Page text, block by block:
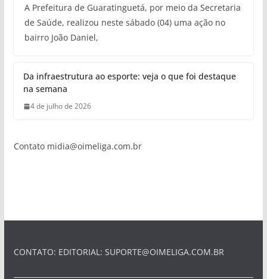
A Prefeitura de Guaratinguetá, por meio da Secretaria
de Saúde, realizou neste sábado (04) uma ação no
bairro João Daniel,
Da infraestrutura ao esporte: veja o que foi destaque
na semana
4 de julho de 2026
Contato midia@oimeliga.com.br
CONTATO: EDITORIAL: SUPORTE@OIMELIGA.COM.BR